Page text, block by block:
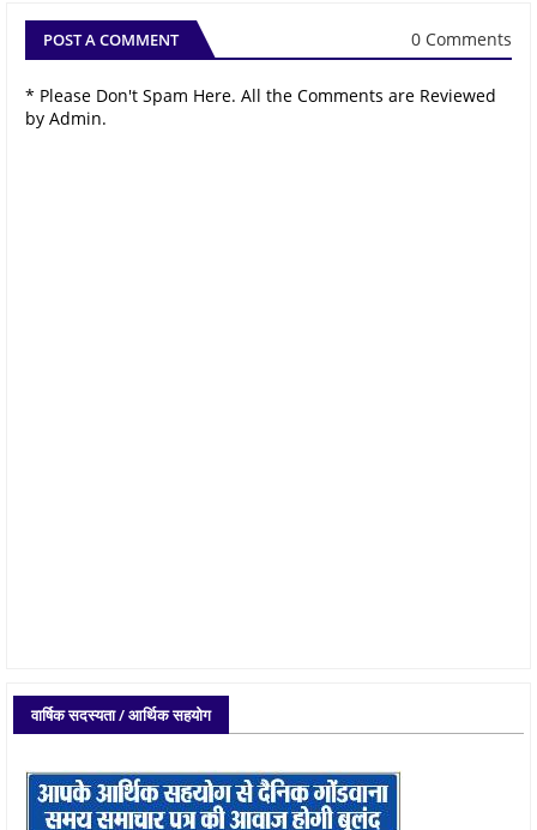
POST A COMMENT 0 Comments
* Please Don't Spam Here. All the Comments are Reviewed
by Admin.
वार्षिक सदस्यता / आर्थिक सहयोग